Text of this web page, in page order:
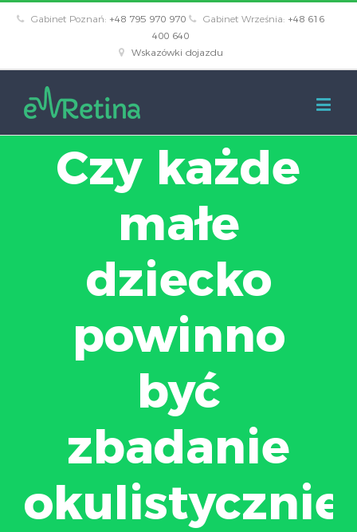
Gabinet Poznań: +48 795 970 970 Gabinet Września: +48 616
400 640
Wskazówki dojazdu
Czy każde
małe
dziecko
powinno
być
zbadanie